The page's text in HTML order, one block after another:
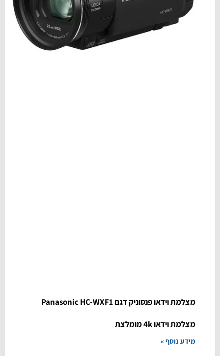
מצלמת וידאו פנסוניק דגם Panasonic HC-WXF1
מצלמת וידאו 4k מומלצת
מידע נוסף »